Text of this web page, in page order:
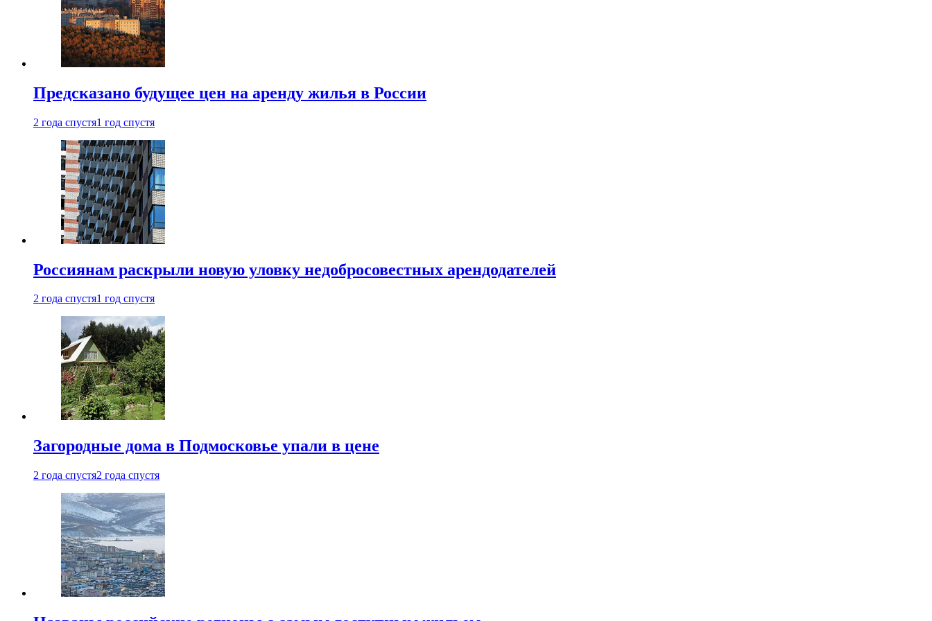
Предсказано будущее цен на аренду жилья в России
2 года спустя1 год спустя
Россиянам раскрыли новую уловку недобросовестных арендодателей
2 года спустя1 год спустя
Загородные дома в Подмосковье упали в цене
2 года спустя2 года спустя